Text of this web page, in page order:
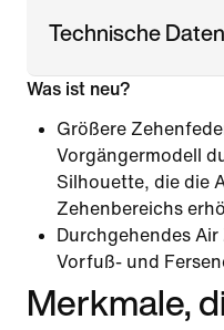
Technische Daten
Was ist neu?
Größere
Vorgängermodell
Silhouette, die die
Zehenbereichs
Durchgehendes
Vorfuß- und
Merkmale,